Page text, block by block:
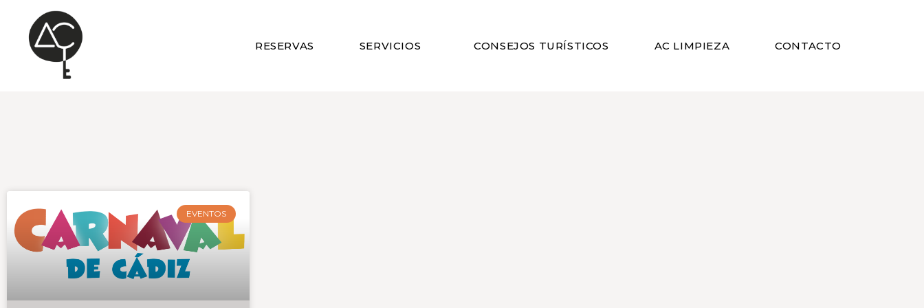
RESERVAS SERVICIOS CONSEJOS TURÍSTICOS AC LIMPIEZA CONTACTO
EVENTOS